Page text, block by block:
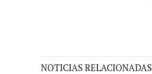
NOTICIAS RELACIONADAS